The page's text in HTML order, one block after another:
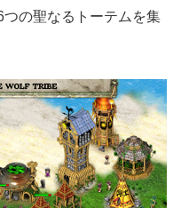
の聖なるトーテムを集